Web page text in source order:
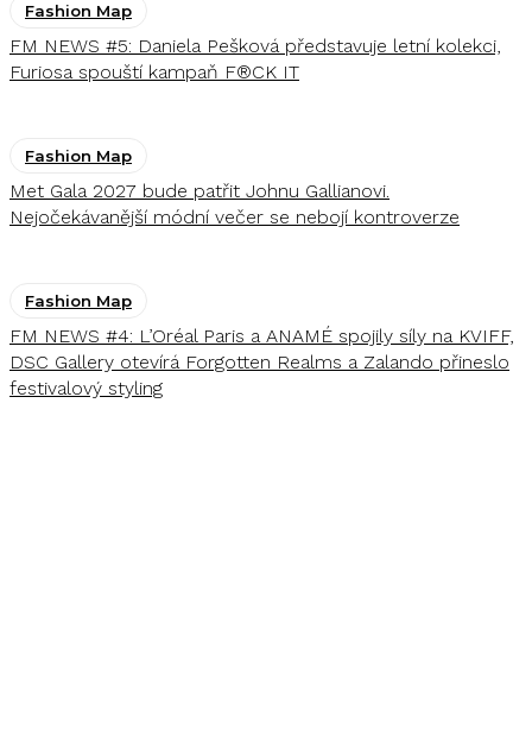
Fashion Map
FM NEWS #5: Daniela Pešková představuje letní kolekci,
Furiosa spouští kampaň F®CK IT
Fashion Map
Met Gala 2027 bude patřit Johnu Gallianovi.
Nejočekávanější módní večer se nebojí kontroverze
Fashion Map
FM NEWS #4: L’Oréal Paris a ANAMÉ spojily síly na KVIFF,
DSC Gallery otevírá Forgotten Realms a Zalando přineslo
festivalový styling